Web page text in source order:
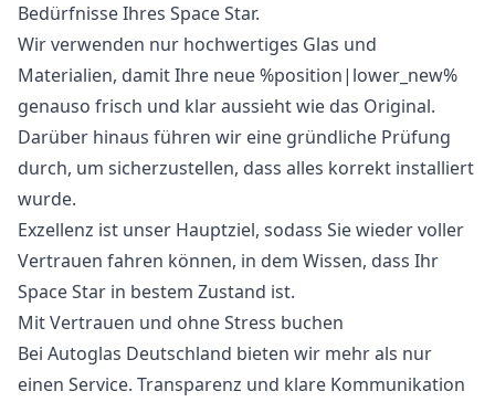
Bedürfnisse Ihres Space Star.
Wir verwenden nur hochwertiges Glas und
Materialien, damit Ihre neue %position|lower_new%
genauso frisch und klar aussieht wie das Original.
Darüber hinaus führen wir eine gründliche Prüfung
durch, um sicherzustellen, dass alles korrekt installiert
wurde.
Exzellenz ist unser Hauptziel, sodass Sie wieder voller
Vertrauen fahren können, in dem Wissen, dass Ihr
Space Star in bestem Zustand ist.
Mit Vertrauen und ohne Stress buchen
Bei Autoglas Deutschland bieten wir mehr als nur
einen Service. Transparenz und klare Kommunikation